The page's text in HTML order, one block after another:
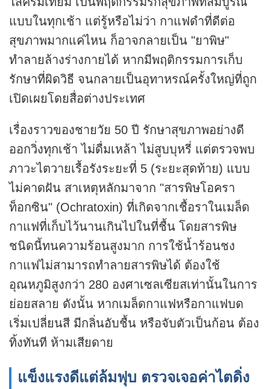
แบบในทุกเช้า แต่รู้หรือไม่ว่า กาแฟดำที่ดีต่อ
สุขภาพมากแค่ไหน ก็อาจกลายเป็น "ยาพิษ"
ทำลายล้างร่างกายได้ หากมีพฤติกรรมการเก็บ
รักษาที่ผิดวิธี จนกลายเป็นอุทาหรณ์ครั้งใหญ่ที่ถูก
เปิดเผยโดยสื่อต่างประเทศ
เรื่องราวของชายวัย 50 ปี รักษาสุขภาพอย่างดี
ออกวิ่งทุกเช้า ไม่ดื่มเหล้า ไม่สูบบุหรี่ แต่ตรวจพบ
ภาวะไตวายเรื้อรังระยะที่ 5 (ระยะสุดท้าย) แบบ
ไม่คาดฝัน สาเหตุหลักมาจาก "สารพิษโอครา
ท็อกซิน" (Ochratoxin) ที่เกิดจากเชื้อราในเมล็ด
กาแฟที่เก็บไว้นานเกินไปในที่ชื้น โดยสารพิษ
ชนิดนี้ทนความร้อนสูงมาก การใช้น้ำร้อนชง
กาแฟไม่สามารถทำลายสารพิษได้ ต้องใช้
อุณหภูมิสูงกว่า 280 องศาเซลเซียสเท่านั้นในการ
ย่อยสลาย ดังนั้น หากเมล็ดกาแฟหรือกาแฟบด
เริ่มเปลี่ยนสี มีกลิ่นอับชื้น หรือจับตัวเป็นก้อน ต้อง
ทิ้งทันที ห้ามเสียดาย
แข็งแรงดีแต่ล้มฟุบ ตรวจเจอค่าไตดิ่ง